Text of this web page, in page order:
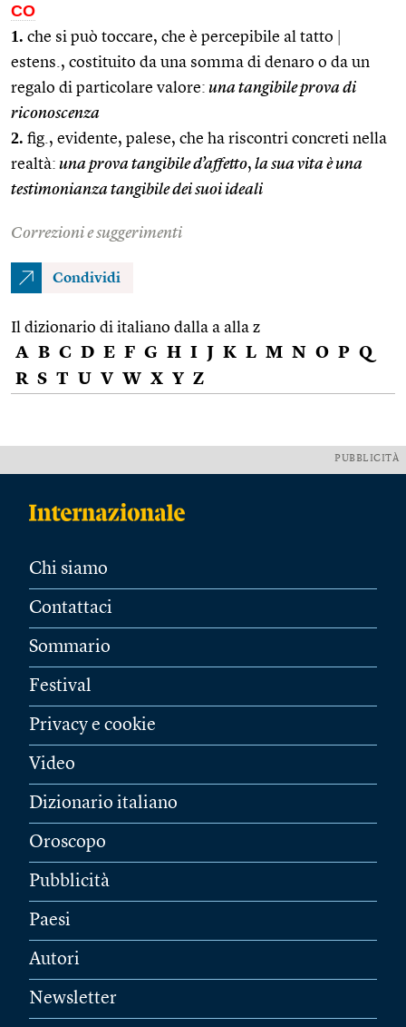
CO
1. che si può toccare, che è percepibile al tatto
estens., costituito da una somma di denaro o da un
regalo di particolare valore: una tangibile prova di
riconoscenza
2. fig., evidente, palese, che ha riscontri concreti nella
realtà: una prova tangibile d’affetto, la sua vita è una
testimonianza tangibile dei suoi ideali
Correzioni e suggerimenti
Condividi
Il dizionario di italiano dalla a alla z
A B C D E F G H I J K L M N O P Q
R S T U V W X Y Z
PUBBLICITÀ
Chi siamo
Contattaci
Sommario
Festival
Privacy e cookie
Video
Dizionario italiano
Oroscopo
Pubblicità
Paesi
Autori
Newsletter